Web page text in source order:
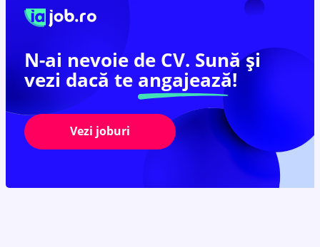
N-ai nevoie de CV. Sună și
vezi dacă te angajează!
Vezi joburi